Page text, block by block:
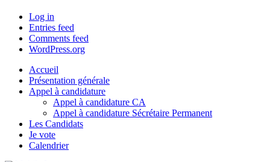
Log in
Entries feed
Comments feed
WordPress.org
Accueil
Présentation générale
Appel à candidature
Appel à candidature CA
Appel à candidature Sécrétaire Permanent
Les Candidats
Je vote
Calendrier